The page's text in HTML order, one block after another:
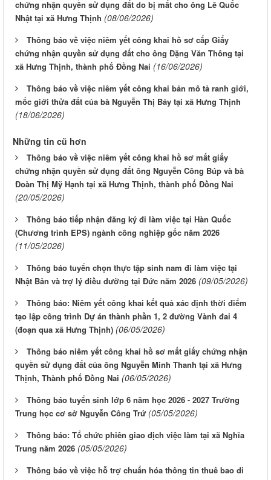
chứng nhận quyền sử dụng đất do bị mất cho ông Lê Quốc
Nhật tại xã Hưng Thịnh (08/06/2026)
Thông báo về việc niêm yết công khai hồ sơ cấp Giấy
chứng nhận quyền sử dụng đất cho ông Đặng Văn Thông tại
xã Hưng Thịnh, thành phố Đồng Nai (16/06/2026)
Thông báo về việc niêm yết công khai bản mô tả ranh giới,
mốc giới thửa đất của bà Nguyễn Thị Bảy tại xã Hưng Thịnh
(18/06/2026)
Những tin cũ hơn
Thông báo về việc niêm yết công khai hồ sơ mất giấy
chứng nhận quyền sử dụng đất ông Nguyễn Công Búp và bà
Đoàn Thị Mỹ Hạnh tại xã Hưng Thịnh, thành phố Đồng Nai
(20/05/2026)
Thông báo tiếp nhận đăng ký đi làm việc tại Hàn Quốc
(Chương trình EPS) ngành công nghiệp gốc năm 2026
(11/05/2026)
Thông báo tuyển chọn thực tập sinh nam đi làm việc tại
Nhật Bản và trợ lý điều dưỡng tại Đức năm 2026 (09/05/2026)
Thông báo: Niêm yết công khai kết quả xác định thời điểm
tạo lập công trình Dự án thành phần 1, 2 đường Vành đai 4
(đoạn qua xã Hưng Thịnh) (06/05/2026)
Thông báo niêm yết công khai hồ sơ mất giấy chứng nhận
quyền sử dụng đất của ông Nguyễn Minh Thanh tại xã Hưng
Thịnh, Thành phố Đồng Nai (06/05/2026)
Thông báo tuyển sinh lớp 6 năm học 2026 - 2027 Trường
Trung học cơ sở Nguyễn Công Trứ (05/05/2026)
Thông báo: Tổ chức phiên giao dịch việc làm tại xã Nghĩa
Trung năm 2026 (05/05/2026)
Thông báo về việc hỗ trợ chuẩn hóa thông tin thuê bao di